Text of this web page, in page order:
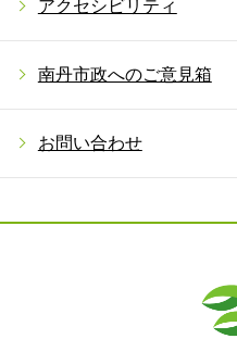
アクセシビリティ
南丹市政へのご意見箱
お問い合わせ